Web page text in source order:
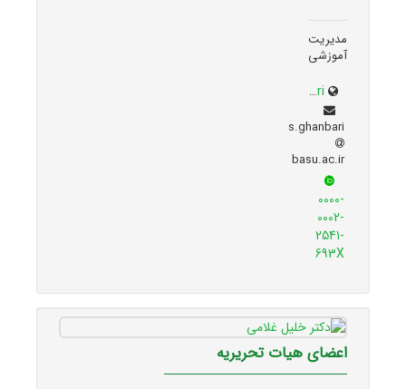
مدیریت
آموزشی
ltr.basu.ac.ir/~s.ghanbari
s.ghanbari
basu.ac.ir
0000-
0002-
2541-
693X
اعضای هیات تحریریه